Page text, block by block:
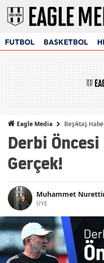
FUTBOL BASKETBOL
Eagle Media Beşiktaş
Derbi Öncesi
Gerçek!
Muhammet
ÜYE